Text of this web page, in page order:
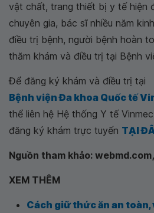
vật chất, trang thiết bị y tế hiện
chuyên gia, bác sĩ nhiều năm
điều trị bệnh, người bệnh hoàn
thăm khám và điều trị tại Bệnh
Để đăng ký khám và điều trị tại
Bệnh viện Đa khoa Quốc tế
thể liên hệ Hệ thống Y tế
đăng ký khám trực tuyến TẠI
Nguồn tham khảo:
XEM THÊM
Cách giữ thức ăn an toàn,